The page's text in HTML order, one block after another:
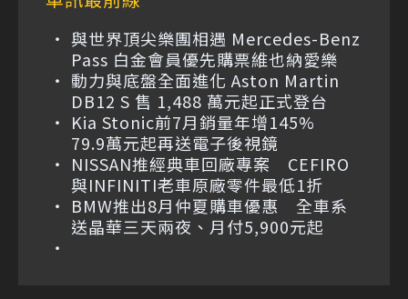
與世界頂尖樂團相遇 Mercedes-Benz
Pass 白金會員優先購票維也納愛樂
動力與底盤全面進化 Aston Martin
DB12 S 售 1,488 萬元起正式登台
Kia Stonic前7月銷量年增145%
79.9萬元起再送電子後視鏡
NISSAN推經典車回廠專案 CEFIRO
與INFINITI老車原廠零件最低1折
BMW推出8月仲夏購車優惠 全車系
送晶華三天兩夜、月付5,900元起